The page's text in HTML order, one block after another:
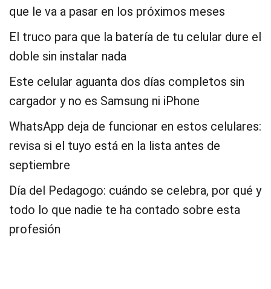
que le va a pasar en los próximos meses
El truco para que la batería de tu celular dure el
doble sin instalar nada
Este celular aguanta dos días completos sin
cargador y no es Samsung ni iPhone
WhatsApp deja de funcionar en estos celulares:
revisa si el tuyo está en la lista antes de
septiembre
Día del Pedagogo: cuándo se celebra, por qué y
todo lo que nadie te ha contado sobre esta
profesión